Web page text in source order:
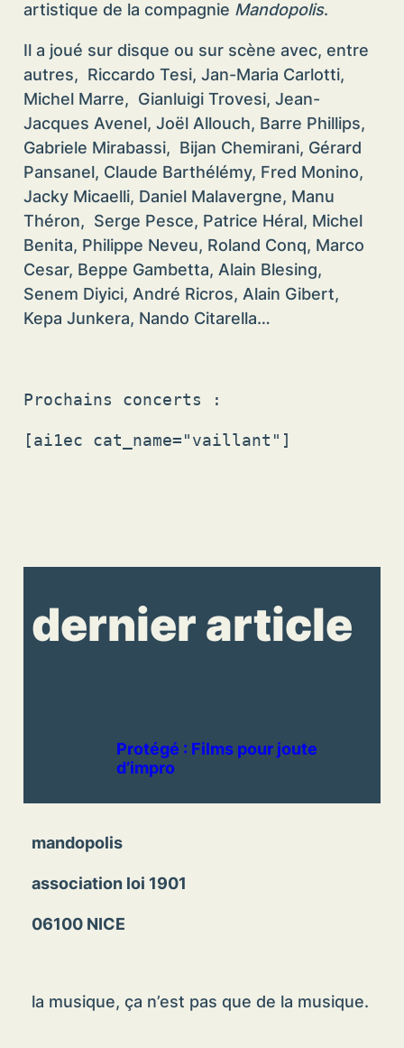
artistique de la compagnie Mandopolis.
Il a joué sur disque ou sur scène avec, entre
autres, Riccardo Tesi, Jan-Maria Carlotti,
Michel Marre, Gianluigi Trovesi, Jean-
Jacques Avenel, Joël Allouch, Barre Phillips,
Gabriele Mirabassi, Bijan Chemirani, Gérard
Pansanel, Claude Barthélémy, Fred Monino,
Jacky Micaelli, Daniel Malavergne, Manu
Théron, Serge Pesce, Patrice Héral, Michel
Benita, Philippe Neveu, Roland Conq, Marco
Cesar, Beppe Gambetta, Alain Blesing,
Senem Diyici, André Ricros, Alain Gibert,
Kepa Junkera, Nando Citarella…
Prochains concerts :
[ai1ec cat_name="vaillant"]
dernier article
Protégé : Films pour joute
d’impro
mandopolis
association loi 1901
06100 NICE
la musique, ça n’est pas que de la musique.